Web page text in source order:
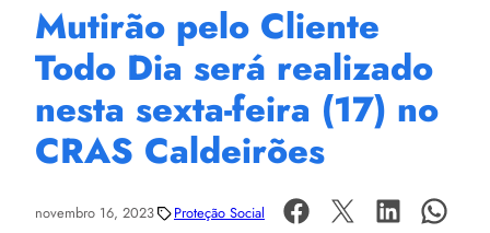
Mutirão pelo Cliente
Todo Dia será realizado
nesta sexta-feira (17) no
CRAS Caldeirões
novembro 16, 2023 Proteção Social